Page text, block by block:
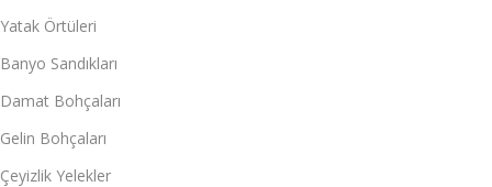
Yatak Örtüleri
Banyo Sandıkları
Damat Bohçaları
Gelin Bohçaları
Çeyizlik Yelekler